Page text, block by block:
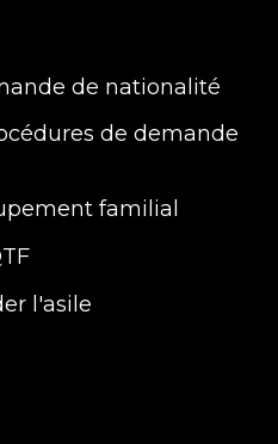
de nationalité
de demande
familial
l'asile